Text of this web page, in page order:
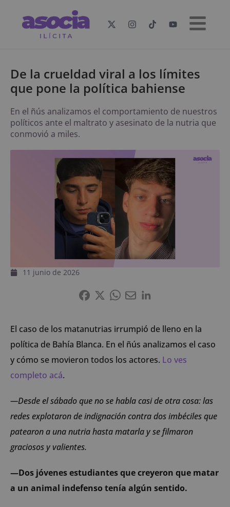
De la crueldad viral a los límites
que pone la política bahiense
En el ñús analizamos el comportamiento de nuestros
políticos ante el maltrato y asesinato de la nutria que
conmovió a miles.
11 junio de 2026
El caso de los matanutrias irrumpió de lleno en la
política de Bahía Blanca. En el ñús analizamos el caso
y cómo se movieron todos los actores. Lo ves
completo acá.
—Desde el sábado que no se habla casi de otra cosa: las
redes explotaron de indignación contra dos imbéciles que
patearon a una nutria hasta matarla y se filmaron
graciosos y valientes.
—Dos jóvenes estudiantes que creyeron que matar
a un animal indefenso tenía algún sentido.